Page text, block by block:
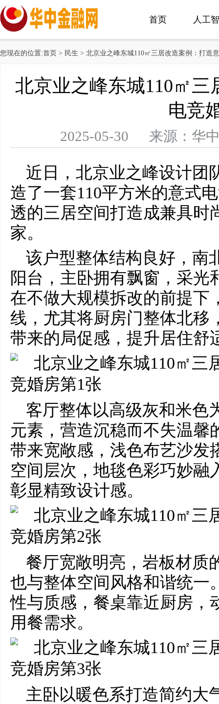
首页 人工
您现在的位置:首页 > 民生 > 北京业之峰东城110㎡三居改造案例：打造
北京业之峰东城110㎡
电竞
2025-05-30 来源：华
近日，北京业之峰设计团
造了一套110平方米的意式
透的三居空间打造成兼具时
家。
该户型整体结构良好，南
阳台，主卧拥有飘窗，采光
在不做大规模拆改的前提下
线，尤其将厨房门整体北移
带来的局促感，提升居住舒
客厅整体以高级灰和米色
元素，营造沉稳而不失温馨
带来宽敞感，浅色布艺沙发
空间层次，地毯色彩巧妙融
彰显精致设计感。
餐厅宽敞明亮，岩板材质
也与整体空间风格和谐统一
性与质感，餐桌靠近厨房，
用餐需求。
主卧以暖色系打造简约大